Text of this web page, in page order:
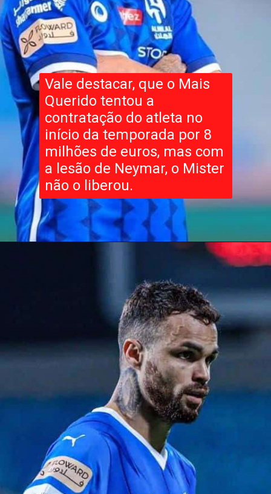
Vale destacar, que o Mais
Querido tentou a
contratação do atleta no
início da temporada por 8
milhões de euros, mas com
a lesão de Neymar, o Mister
não o liberou.